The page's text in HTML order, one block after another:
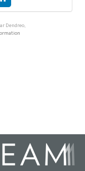
Dendreo,